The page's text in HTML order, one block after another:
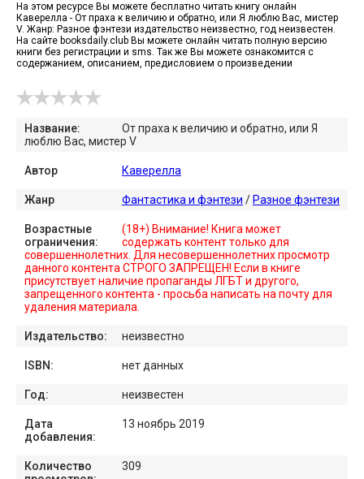
На этом ресурсе Вы можете бесплатно читать книгу онлайн
Каверелла - От праха к величию и обратно, или Я люблю Вас, мистер
V. Жанр: Разное фэнтези издательство неизвестно, год неизвестен.
На сайте booksdaily.club Вы можете онлайн читать полную версию
книги без регистрации и sms. Так же Вы можете ознакомится с
содержанием, описанием, предисловием о произведении
Название:
От праха к величию и обратно, или Я
люблю Вас, мистер V
Автор Каверелла
Жанр Фантастика и фэнтези / Разное фэнтези
Возрастные
ограничения:
(18+) Внимание! Книга может
содержать контент только для
совершеннолетних. Для несовершеннолетних просмотр
данного контента СТРОГО ЗАПРЕЩЕН! Если в книге
присутствует наличие пропаганды ЛГБТ и другого,
запрещенного контента - просьба написать на почту для
удаления материала.
Издательство: неизвестно
ISBN: нет данных
Год: неизвестен
Дата
добавления:
13 ноябрь 2019
Количество
309